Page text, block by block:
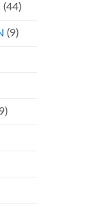
(44)
(9)